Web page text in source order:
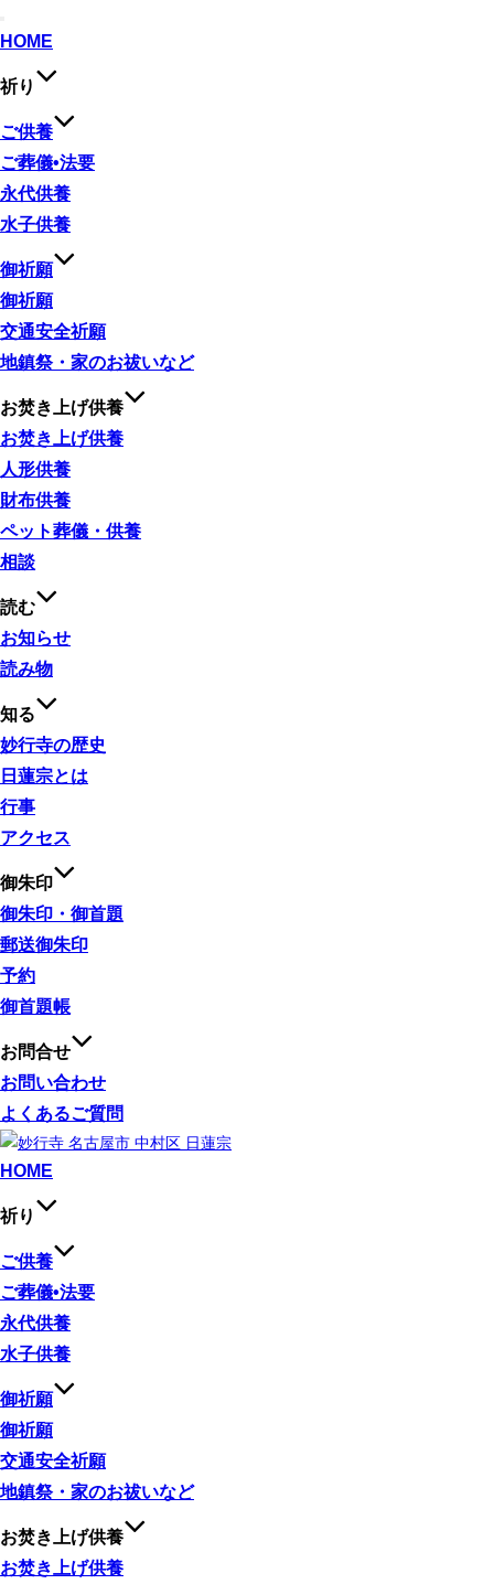
ビ
ー
ョ
ン
切
り
替
え
HOME
祈り
ご供養
ご葬儀•法要
永代供養
水子供養
御祈願
御祈願
交通安全祈願
地鎮祭・家のお祓いなど
お焚き上げ供養
お焚き上げ供養
人形供養
財布供養
ペット葬儀・供養
相談
読む
お知らせ
読み物
知る
妙行寺の歴史
日蓮宗とは
行事
アクセス
御朱印
御朱印・御首題
郵送御朱印
予約
御首題帳
お問合せ
お問い合わせ
よくあるご質問
コ
ン
ン
へ
ス
キ
ッ
HOME
祈り
ご供養
ご葬儀•法要
永代供養
水子供養
御祈願
御祈願
交通安全祈願
地鎮祭・家のお祓いなど
お焚き上げ供養
お焚き上げ供養